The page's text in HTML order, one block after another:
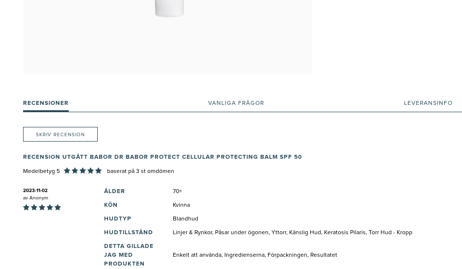
RECENSIONER VANLIGA FRÅGOR LEVERANSINFO
SKRIV RECENSION
RECENSION UTGÅTT BABOR DR BABOR PROTECT CELLULAR PROTECTING BALM SPF 50
Medelbetyg 5 baserat på 3 st omdömen
2023-11-02
av Anonym
ÅLDER 70+
KÖN Kvinna
HUDTYP Blandhud
HUDTILLSTÅND Linjer & Rynkor, Påsar under ögonen, Yttorr, Känslig Hud, Keratosis Pilaris, Torr Hud - Kropp
DETTA GILLADE
JAG MED
PRODUKTEN
Enkelt att använda, Ingredienserna, Förpackningen, Resultatet